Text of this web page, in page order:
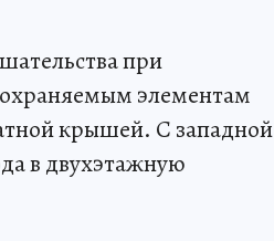
при
элементам
крышей. С западной
в двухэтажную